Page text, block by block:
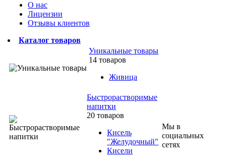
О нас
Лицензии
Отзывы клиентов
Каталог товаров
Уникальные товары
14 товаров
Живица
Быстрорастворимые
напитки
20 товаров
Кисель
"Желудочный"
Кисели
Мы в
социальных
сетях